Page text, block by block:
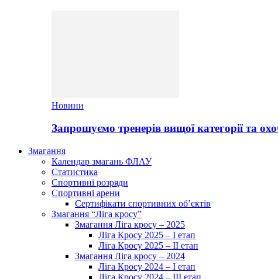
Новини
Запрошуємо тренерів вищої категорії та
Змагання
Календар змагань ФЛАУ
Статистика
Спортивні розряди
Спортивні арени
Сертифікати спортивних об’єктів
Змагання “Ліга кросу”
Змагання Ліга кросу – 2025
Ліга Кросу 2025 – I етап
Ліга Кросу 2025 – II етап
Змагання Ліга кросу – 2024
Ліга Кросу 2024 – I етап
Ліга Кросу 2024 – III етап